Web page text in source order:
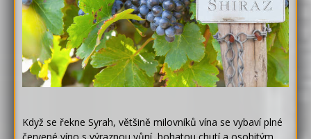
Když se řekne Syrah, většině milovníků vína se vybaví plné